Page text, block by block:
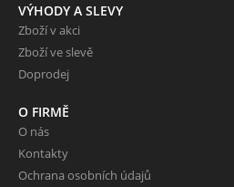
VÝHODY A SLEVY
Zboží v akci
Zboží ve slevě
Doprodej
O FIRMĚ
O nás
Kontakty
Ochrana osobních údajů